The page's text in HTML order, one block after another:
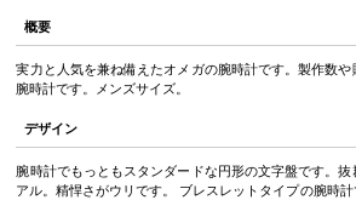
概要
実力と人気を兼ね備えたオメガの腕時計です。製作数
腕時計です。メンズサイズ。
デザイン
腕時計でもっともスタンダードな円形の文字盤です。
アル。精悍さがウリです。 ブレスレットタイプの腕時